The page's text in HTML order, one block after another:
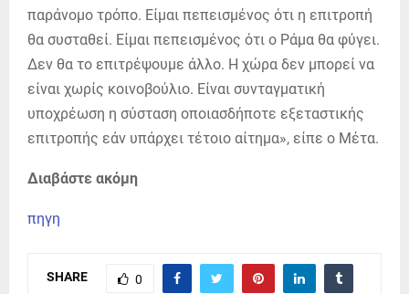
παράνομο τρόπο. Είμαι πεπεισμένος ότι η επιτροπή
θα συσταθεί. Είμαι πεπεισμένος ότι ο Ράμα θα φύγει.
Δεν θα το επιτρέψουμε άλλο. Η χώρα δεν μπορεί να
είναι χωρίς κοινοβούλιο. Είναι συνταγματική
υποχρέωση η σύσταση οποιασδήποτε εξεταστικής
επιτροπής εάν υπάρχει τέτοιο αίτημα», είπε ο Μέτα.
Διαβάστε ακόμη
πηγη
SHARE 0